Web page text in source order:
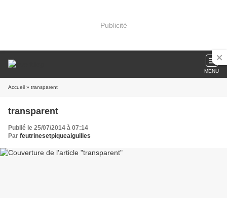
Publicité
MENU
Accueil » transparent
transparent
Publié le 25/07/2014 à 07:14
Par feutrinesetpiqueaiguilles